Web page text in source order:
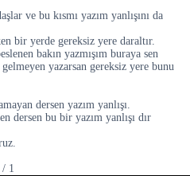
ve bu kısmı yazım yanlışını da
bir yerde gereksiz yere daraltır.
bakın yazmışım buraya sen
yazarsan gereksiz yere bunu
dersen yazım yanlışı.
dersen bu bir yazım yanlışı dır
/ 1